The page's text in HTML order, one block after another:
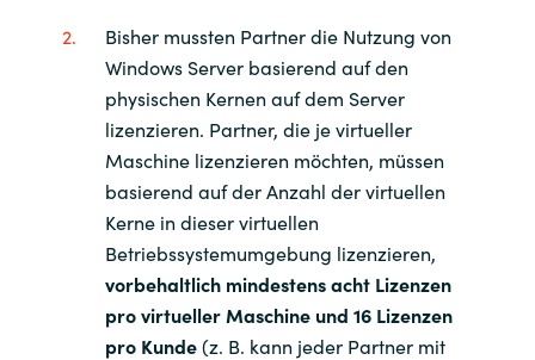
Bisher mussten Partner die Nutzung von
Windows Server basierend auf den
physischen Kernen auf dem Server
lizenzieren. Partner, die je virtueller
Maschine lizenzieren möchten, müssen
basierend auf der Anzahl der virtuellen
Kerne in dieser virtuellen
Betriebssystemumgebung lizenzieren,
vorbehaltlich mindestens acht Lizenzen
pro virtueller Maschine und 16 Lizenzen
pro Kunde(z. B. kann jeder Partner mit